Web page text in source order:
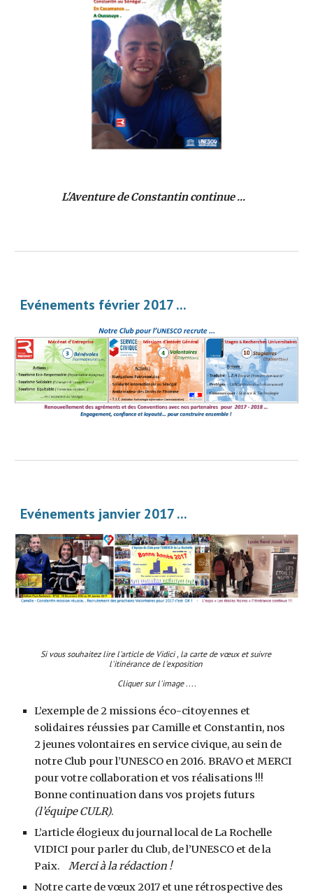
L'Aventure de Constantin continue ...
Evénements février 2017 ...
Evénements janvier 2017 ...
Si vous souhaitez lire l'article de Vidici , la carte de vœux et suivre
l'itinérance de l'exposition
Cliquer sur l'image ....
L’exemple de 2 missions éco-citoyennes et
solidaires réussies par Camille et Constantin, nos
2 jeunes volontaires en service civique, au sein de
notre Club pour l’UNESCO en 2016. BRAVO et MERCI
pour votre collaboration et vos réalisations !!!
(l’équipe CULR).
L’article élogieux du journal local de La Rochelle
VIDICI pour parler du Club, de l’UNESCO et de la
Paix. Merci à la rédaction !
Notre carte de vœux 2017 et une rétrospective des